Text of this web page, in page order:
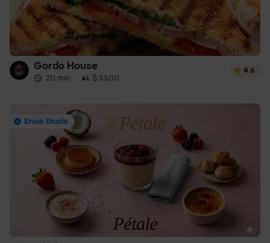
Gordo House
20 min · $ 5500
4.6
Envío Gratis